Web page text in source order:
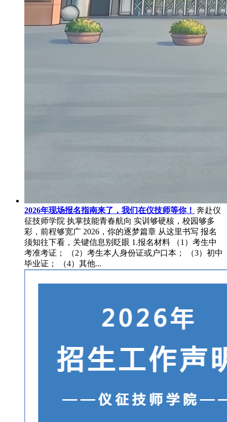
2026年现场报名指南来了，我们在仪技师等你！ 奔赴仪
征技师学院 执掌技能青春航向 实训够硬核，校园够多
彩，前程够宽广 2026，你的逐梦篇章 从这里书写 报名
须知往下看，关键信息别眨眼 1.报名材料 （1）考生中
考准考证； （2）考生本人身份证或户口本； （3）初中
毕业证； （4）其他...